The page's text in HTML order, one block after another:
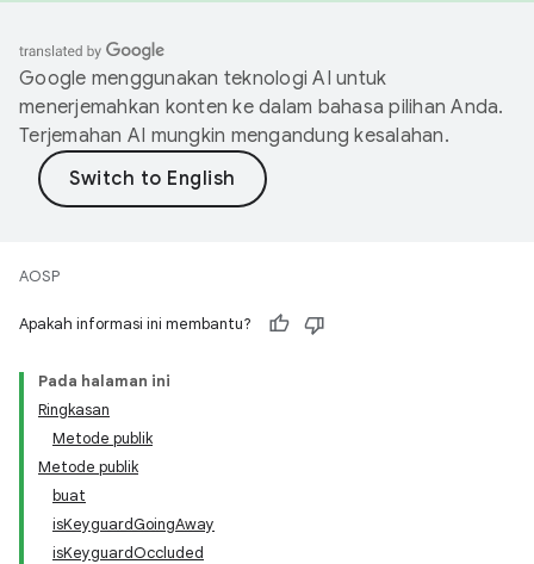
Google menggunakan teknologi AI untuk
menerjemahkan konten ke dalam bahasa pilihan Anda.
Terjemahan AI mungkin mengandung kesalahan.
AOSP
Apakah informasi ini membantu?
Pada halaman ini
Ringkasan
Metode publik
Metode publik
buat
isKeyguardGoingAway
isKeyguardOccluded